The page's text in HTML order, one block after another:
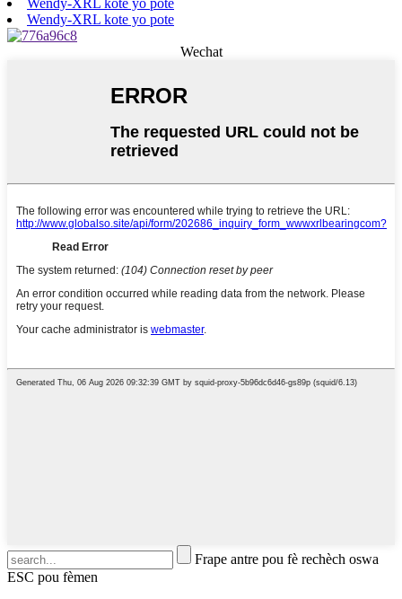
Wendy-XRL kote yo pote
Wendy-XRL kote yo pote
Wechat
Frape antre pou fè rechèch oswa
ESC pou fèmen